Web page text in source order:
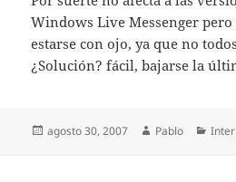
Windows Live Messenger
estarse con ojo, ya que no
¿Solución? fácil, bajarse la
Publicado
agosto 30, 2007 Autor
Pablo